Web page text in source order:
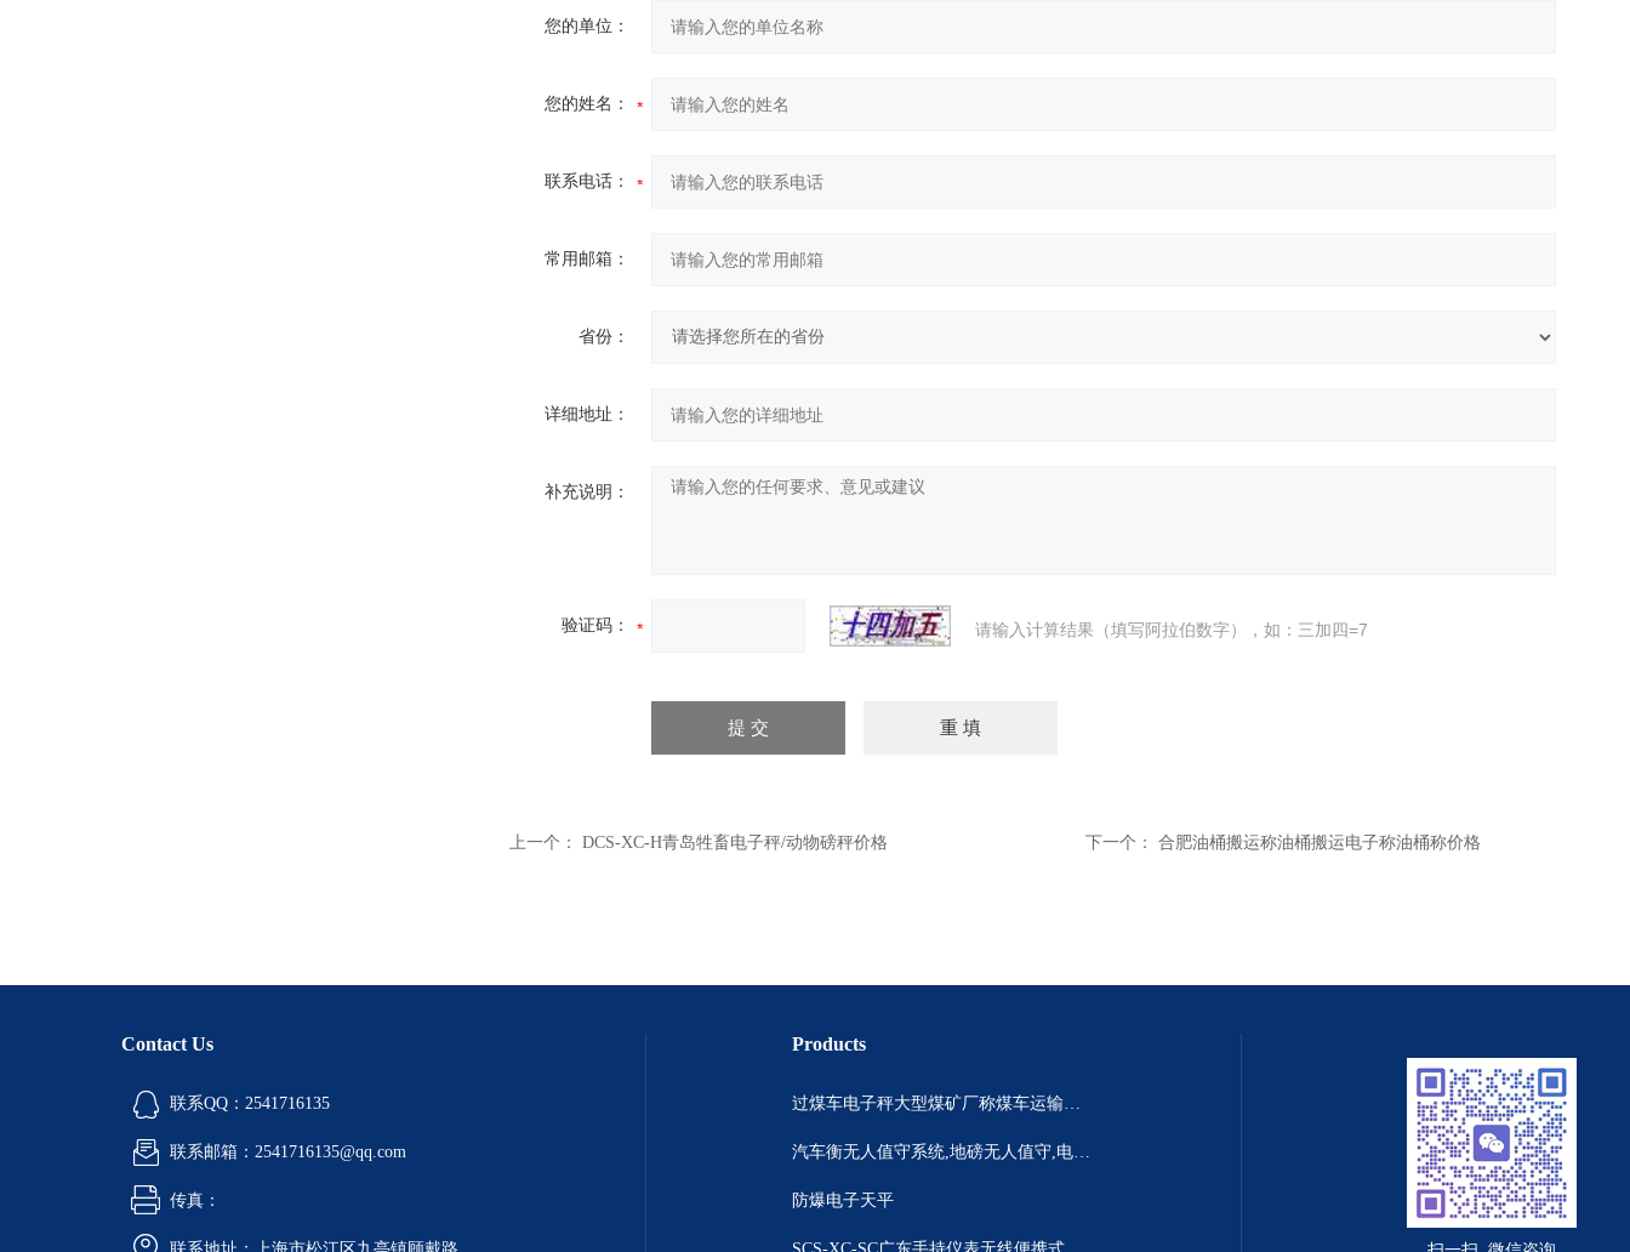
您的单位：
您的姓名：
联系电话：
常用邮箱：
省份：
详细地址：
补充说明：
验证码： 请输入计算结果（填写阿拉伯数字），如：三加四=7
上一个： DCS-XC-H青岛牲畜电子秤/动物磅秤价格 下一个： 合肥油桶搬运称油桶搬运电子称油桶称价格
Contact Us
联系QQ：2541716135
联系邮箱：2541716135@qq.com
传真：
Products
过煤车电子秤大型煤矿厂称煤车运输过120吨汽车过磅称~山西晋城市150吨卡车过磅称.内蒙古重型100吨货车过磅称
汽车衡无人值守系统,地磅无人值守,电子地磅无人值守智能化系统
防爆电子天平